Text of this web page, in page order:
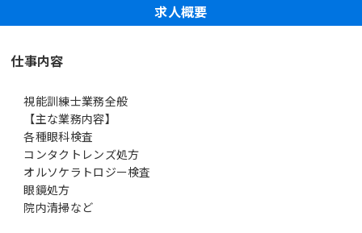
求人概要
仕事内容
視能訓練士業務全般
【主な業務内容】
各種眼科検査
コンタクトレンズ処方
オルソケラトロジー検査
眼鏡処方
院内清掃など